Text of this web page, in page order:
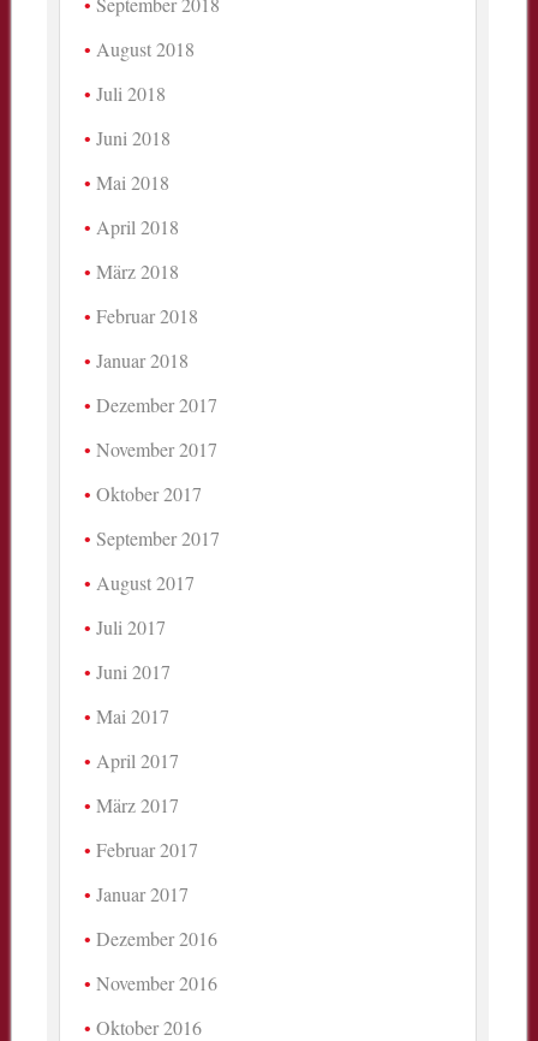
August 2018
Juli 2018
Juni 2018
Mai 2018
April 2018
März 2018
Februar 2018
Januar 2018
Dezember 2017
November 2017
Oktober 2017
September 2017
August 2017
Juli 2017
Juni 2017
Mai 2017
April 2017
März 2017
Februar 2017
Januar 2017
Dezember 2016
November 2016
Oktober 2016